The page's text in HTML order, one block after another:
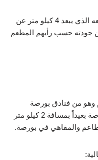
وفقا لتقييم السياح فالفندق مميز بموقعه الذي يبعد 4 كيلو متر عن
جودته حسب رأيهم المطعم
حاصل على تصنيف 5 نجوم وهو من فنادق بورصة
المميزة ويقع في نيلوفر أرقى أحياء بورصة بعيداً بمسافة 2 كيلو متر
والمقاهي في بورصة.